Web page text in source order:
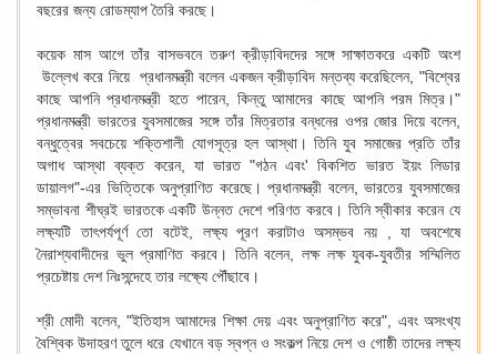
বছরের জন্য রোডম্যাপ তৈরি করছে।
কয়েক মাস আগে তাঁর বাসভবনে তরুণ ক্রীড়াবিদদের সঙ্গে সাক্ষাতকরে একটি অংশ
উল্লেখ করে নিয়ে প্রধানমন্ত্রী বলেন একজন ক্রীড়াবিদ মন্তব্য করেছিলেন, "বিশ্বের
কাছে আপনি প্রধানমন্ত্রী হতে পারেন, কিন্তু আমাদের কাছে আপনি পরম মিত্র।"
প্রধানমন্ত্রী ভারতের যুবসমাজের সঙ্গে তাঁর মিত্রতার বন্ধনের ওপর জোর দিয়ে বলেন,
বন্ধুত্বের সবচেয়ে শক্তিশালী যোগসূত্র হল আস্থা। তিনি যুব সমাজের প্রতি তাঁর
অগাধ আস্থা ব্যক্ত করেন, যা ভারত "গঠন এবং' বিকশিত ভারত ইয়ং লিডার
ডায়ালগ"-এর ভিত্তিকে অনুপ্রাণিত করেছে। প্রধানমন্ত্রী বলেন, ভারতের যুবসমাজের
সম্ভাবনা শীঘ্রই ভারতকে একটি উন্নত দেশে পরিণত করবে। তিনি স্বীকার করেন যে
লক্ষ্যটি তাৎপর্যপূর্ণ তো বটেই, লক্ষ্য পূরণ করাটাও অসম্ভব নয় , যা অবশেষে
নৈরাশ্যবাদীদের ভুল প্রমাণিত করবে। তিনি বলেন, লক্ষ লক্ষ যুবক-যুবতীর সম্মিলিত
প্রচেষ্টায় দেশ নিঃসন্দেহে তার লক্ষ্যে পৌঁছাবে।
শ্রী মোদী বলেন, "ইতিহাস আমাদের শিক্ষা দেয় এবং অনুপ্রাণিত করে", এবং অসংখ্য
বৈশ্বিক উদাহরণ তুলে ধরে যেখানে বড় স্বপ্ন ও সংকল্প নিয়ে দেশ ও গোষ্ঠী তাদের লক্ষ্য